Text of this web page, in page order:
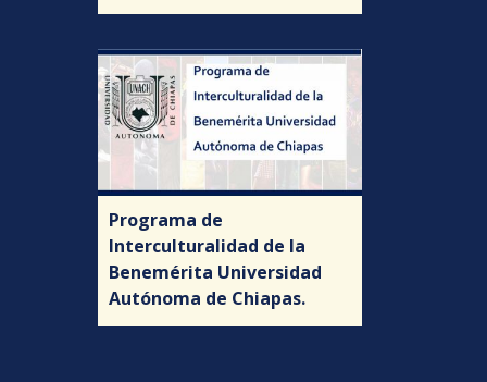
Programa de
Interculturalidad de la
Benemérita Universidad
Autónoma de Chiapas.